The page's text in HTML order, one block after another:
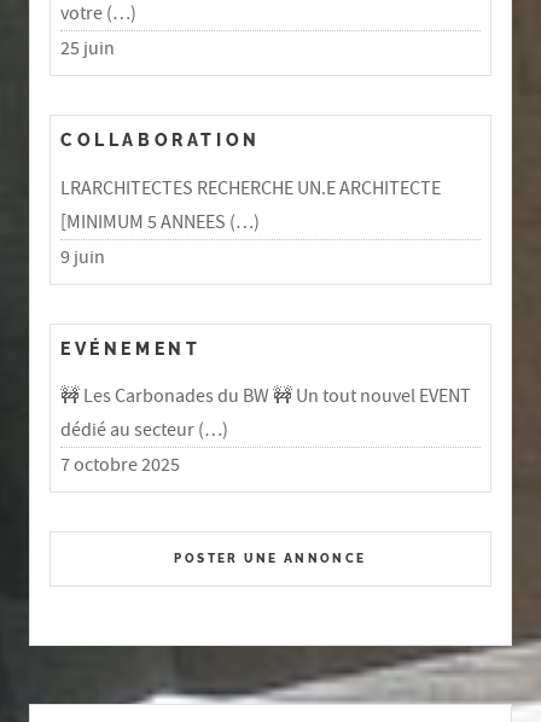
votre (…)
25 juin
COLLABORATION
LRARCHITECTES RECHERCHE UN.E ARCHITECTE
[MINIMUM 5 ANNEES (…)
9 juin
EVÉNEMENT
🚧 Les Carbonades du BW 🚧 Un tout nouvel EVENT
dédié au secteur (…)
7 octobre 2025
POSTER UNE ANNONCE